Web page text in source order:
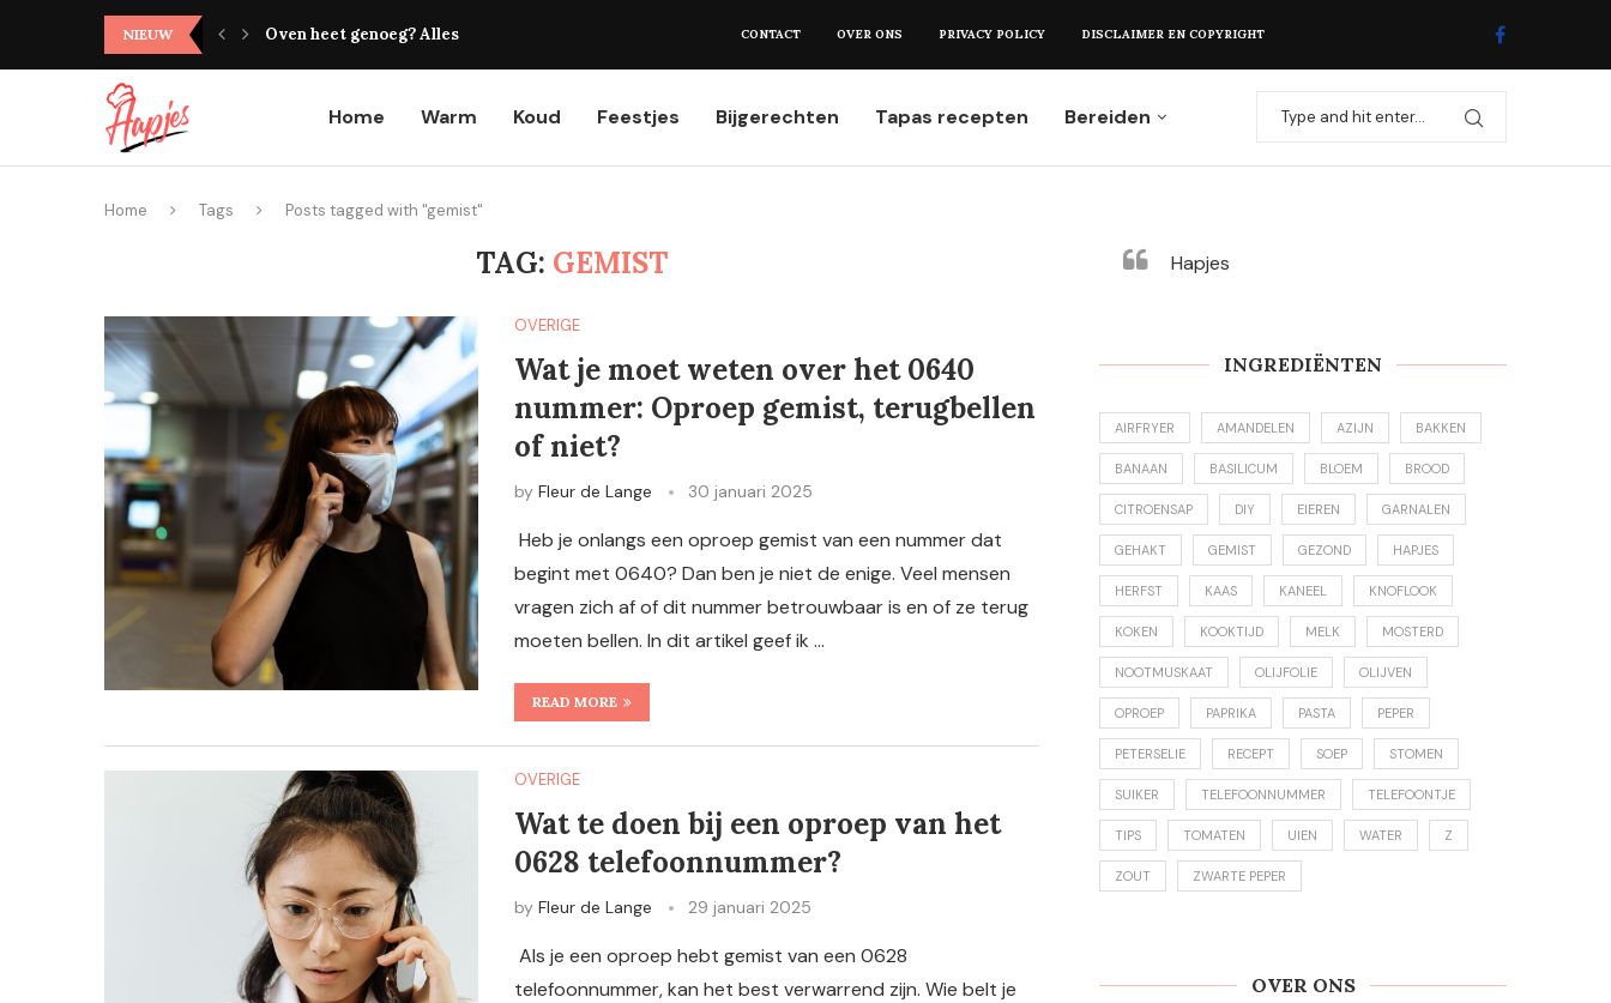
NIEUW Oven heet genoeg? Alles wat je moet weten... CONTACT OVER ONS PRIVACY POLICY DISCLAIMER EN COPYRIGHT
Home Warm Koud Feestjes Bijgerechten Tapas recepten Bereiden
Home Tags Posts tagged with "gemist"
TAG: GEMIST
OVERIGE
Wat je moet weten over het 0640
nummer: Oproep gemist, terugbellen
of niet?
by Fleur de Lange 30 januari 2025
Heb je onlangs een oproep gemist van een nummer dat
begint met 0640? Dan ben je niet de enige. Veel mensen
vragen zich af of dit nummer betrouwbaar is en of ze terug
moeten bellen. In dit artikel geef ik …
READ MORE
OVERIGE
Wat te doen bij een oproep van het
0628 telefoonnummer?
by Fleur de Lange 29 januari 2025
Als je een oproep hebt gemist van een 0628
telefoonnummer, kan het best verwarrend zijn. Wie belt je
Hapjes
INGREDIËNTEN
AIRFRYER AMANDELEN AZIJN BAKKEN
BANAAN BASILICUM BLOEM BROOD
CITROENSAP DIY EIEREN GARNALEN
GEHAKT GEMIST GEZOND HAPJES
HERFST KAAS KANEEL KNOFLOOK
KOKEN KOOKTIJD MELK MOSTERD
NOOTMUSKAAT OLIJFOLIE OLIJVEN
OPROEP PAPRIKA PASTA PEPER
PETERSELIE RECEPT SOEP STOMEN
SUIKER TELEFOONNUMMER TELEFOONTJE
TIPS TOMATEN UIEN WATER Z
ZOUT ZWARTE PEPER
OVER ONS